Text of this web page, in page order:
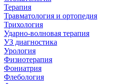
Терапия
Травматология и ортопедия
Трихология
Ударно-волновая терапия
УЗ диагностика
Урология
Физиотерапия
Фониатрия
Флебология